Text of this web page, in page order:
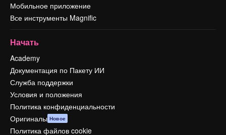
Мобильное приложение
Все инструменты Magnific
Начать
Academy
Документация по Пакету ИИ
Служба поддержки
Условия и положения
Политика конфиденциальности
Оригиналы Новое
Политика файлов cookie